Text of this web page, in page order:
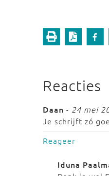
Reacties
Daan - 24 mei
Je schrijft zó
Reageer
Iduna